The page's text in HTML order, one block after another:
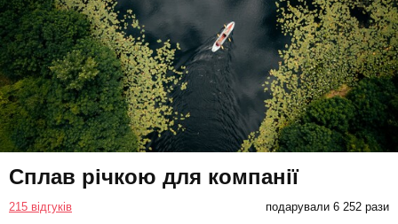
Сплав річкою для компанії
215 відгуків подарували 6 252 рази